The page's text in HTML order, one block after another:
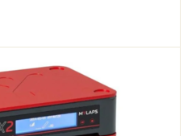
TERRAIN